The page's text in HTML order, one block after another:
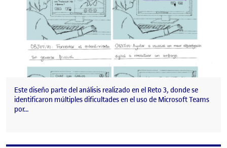
Este diseño parte del análisis realizado en el Reto 3, donde se
identificaron múltiples dificultades en el uso de Microsoft Teams
por…